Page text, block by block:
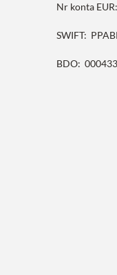
Nr konta EUR:
SWIFT:
BDO: